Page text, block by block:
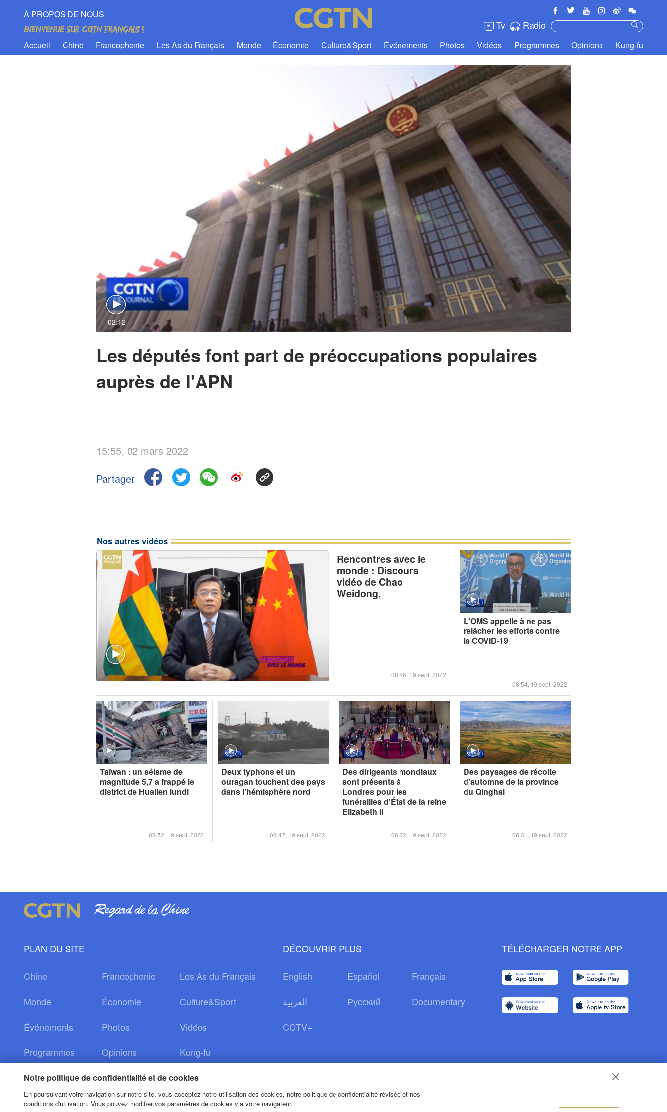
À PROPOS DE NOUS
Tv Radio
Accueil Chine Francophonie Les As du Français Monde Économie Culture&Sport Événements Photos Vidéos Programmes Opinions Kung-fu
02:12
Les députés font part de préoccupations populaires
auprès de l'APN
15:55, 02 mars 2022
Partager
Nos autres vidéos
Rencontres avec le
monde : Discours
vidéo de Chao
Weidong,
08:56, 19 sept. 2022
L'OMS appelle à ne pas
relâcher les efforts contre
la COVID-19
08:54, 19 sept. 2022
Taïwan : un séisme de
magnitude 5,7 a frappé le
district de Hualien lundi
08:52, 19 sept. 2022
Deux typhons et un
ouragan touchent des pays
dans l'hémisphère nord
08:47, 19 sept. 2022
Des dirigeants mondiaux
sont présents à
Londres pour les
funérailles d'État de la reine
Elizabeth II
08:32, 19 sept. 2022
Des paysages de récolte
d'automne de la province
du Qinghai
08:31, 19 sept. 2022
PLAN DU SITE
Chine Francophonie
Les As du Français
Monde
Économie
Culture&Sport
Événements
Photos
Vidéos
Programmes
Opinions Kung-fu
DÉCOUVRIR PLUS
English Español
Français
العربية
Русский
Documentary
CCTV+
TÉLÉCHARGER NOTRE APP
Notre politique de confidentialité et de cookies
En poursuivant votre navigation sur notre site, vous acceptez notre utilisation des cookies, notre politique de confidentialité révisée et nos
conditions d'utilisation. Vous pouvez modifier vos paramètres de cookies via votre navigateur.